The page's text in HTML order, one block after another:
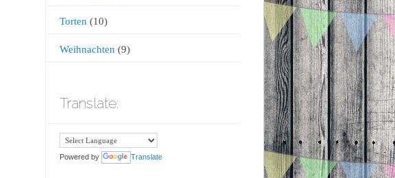
Torten (10)
Weihnachten (9)
Translate:
Powered by Translate